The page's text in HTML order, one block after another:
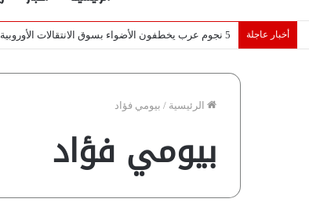
أخبار عاجلة تصريح أثار القلق.. مسؤول بالغرفة التجارية يوضح
الرئيسية / بيومي فؤاد
بيومي فؤاد